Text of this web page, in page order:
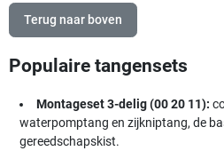
Terug naar boven
Populaire tangensets
Montageset 3-delig (00 20 11):
waterpomptang en zijkniptang, de
gereedschapskist.